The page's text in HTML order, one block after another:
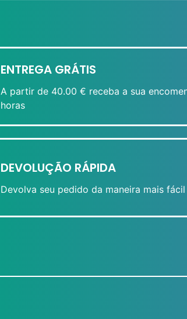
ENTREGA GRÁTIS
A partir de 40.00 € receba a sua
horas
DEVOLUÇÃO RÁPIDA
Devolva seu pedido da maneira mais fácil